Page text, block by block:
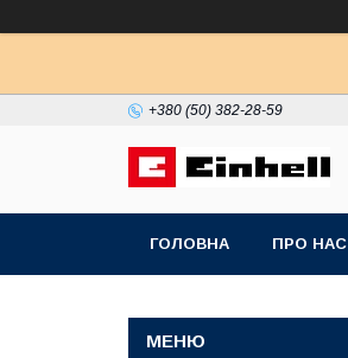
+380 (50) 382-28-59
ГОЛОВНА ПРО НАС